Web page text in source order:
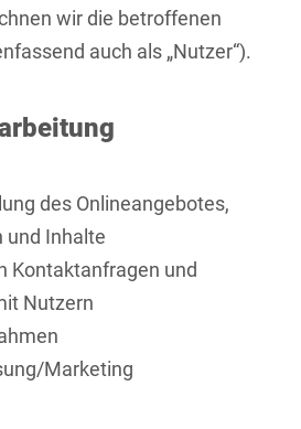
wir die betroffenen
auch als „Nutzer“).
des Onlineangebotes,
und Inhalte
Kontaktanfragen und
Nutzern
Marketing